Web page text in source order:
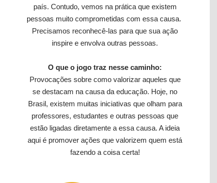
país. Contudo, vemos na prática que existem
pessoas muito comprometidas com essa causa.
Precisamos reconhecê-las para que sua ação
inspire e envolva outras pessoas.
O que o jogo traz nesse caminho:
Provocações sobre como valorizar aqueles que
se destacam na causa da educação. Hoje, no
Brasil, existem muitas iniciativas que olham para
professores, estudantes e outras pessoas que
estão ligadas diretamente a essa causa. A ideia
aqui é promover ações que valorizem quem está
fazendo a coisa certa!